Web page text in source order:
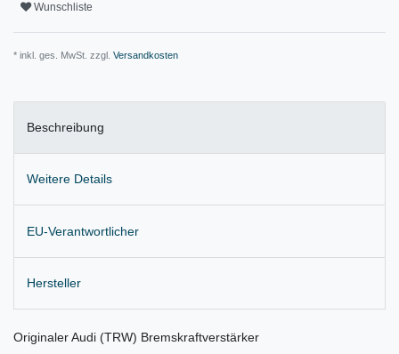
Wunschliste
* inkl. ges. MwSt. zzgl. Versandkosten
Beschreibung
Weitere Details
EU-Verantwortlicher
Hersteller
Originaler Audi (TRW) Bremskraftverstärker